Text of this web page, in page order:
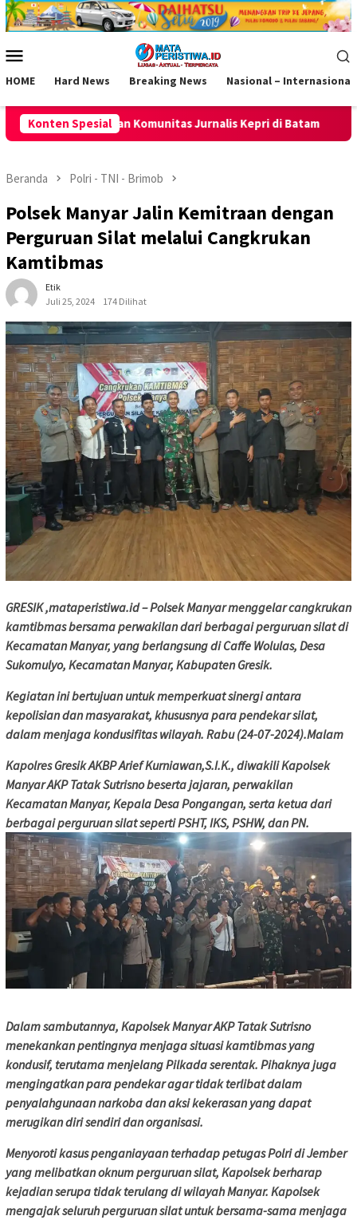
Loncat
ke
Mobile
HOME Hard News Breaking News Nasional – Internasional
Konten Spesial
Jurnalis Kepri di Batam Dishub Gresik Tegas!
Beranda Polri - TNI - Brimob
Polsek Manyar Jalin Kemitraan dengan
Perguruan Silat melalui Cangkrukan
Kamtibmas
Etik
Juli 25, 2024
174 Dilihat
GRESIK ,mataperistiwa.id – Polsek Manyar menggelar cangkrukan
kamtibmas bersama perwakilan dari berbagai perguruan silat di
Kecamatan Manyar, yang berlangsung di Caffe Wolulas, Desa
Sukomulyo, Kecamatan Manyar, Kabupaten Gresik.
Kegiatan ini bertujuan untuk memperkuat sinergi antara
kepolisian dan masyarakat, khususnya para pendekar silat,
dalam menjaga kondusifitas wilayah. Rabu (24-07-2024).Malam
Kapolres Gresik AKBP Arief Kurniawan,S.I.K., diwakili Kapolsek
Manyar AKP Tatak Sutrisno beserta jajaran, perwakilan
Kecamatan Manyar, Kepala Desa Pongangan, serta ketua dari
berbagai perguruan silat seperti PSHT, IKS, PSHW, dan PN.
Dalam sambutannya, Kapolsek Manyar AKP Tatak Sutrisno
menekankan pentingnya menjaga situasi kamtibmas yang
kondusif, terutama menjelang Pilkada serentak. Pihaknya juga
mengingatkan para pendekar agar tidak terlibat dalam
penyalahgunaan narkoba dan aksi kekerasan yang dapat
merugikan diri sendiri dan organisasi.
Menyoroti kasus penganiayaan terhadap petugas Polri di Jember
yang melibatkan oknum perguruan silat, Kapolsek berharap
kejadian serupa tidak terulang di wilayah Manyar. Kapolsek
mengajak seluruh perguruan silat untuk bersama-sama menjaga